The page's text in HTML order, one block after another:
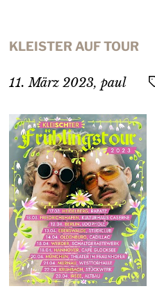
KLEISTER AUF TOUR
11. März 2023, paul